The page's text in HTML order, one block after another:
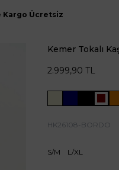
Kargo Ücretsiz
Kemer Tokalı
2.999,90 TL
HK26108-BORDO
S/M L/XL